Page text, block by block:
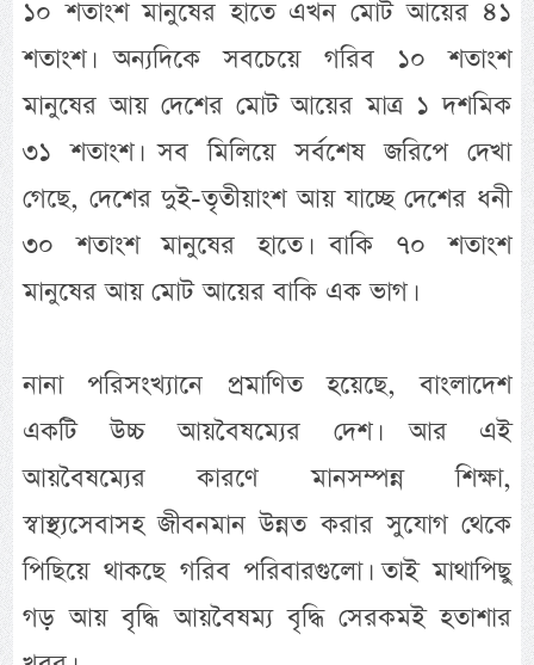
১০ শতাংশ মানুষের হাতে এখন মোট আয়ের ৪১
শতাংশ। অন্যদিকে সবচেয়ে গরিব ১০ শতাংশ
মানুষের আয় দেশের মোট আয়ের মাত্র ১ দশমিক
৩১ শতাংশ। সব মিলিয়ে সর্বশেষ জরিপে দেখা
গেছে, দেশের দুই-তৃতীয়াংশ আয় যাচ্ছে দেশের ধনী
৩০ শতাংশ মানুষের হাতে। বাকি ৭০ শতাংশ
মানুষের আয় মোট আয়ের বাকি এক ভাগ।
নানা পরিসংখ্যানে প্রমাণিত হয়েছে, বাংলাদেশ
একটি উচ্চ আয়বৈষম্যের দেশ। আর এই
আয়বৈষম্যের কারণে মানসম্পন্ন শিক্ষা,
স্বাস্থ্যসেবাসহ জীবনমান উন্নত করার সুযোগ থেকে
পিছিয়ে থাকছে গরিব পরিবারগুলো। তাই মাথাপিছু
গড় আয় বৃদ্ধি আয়বৈষম্য বৃদ্ধি সেরকমই হতাশার